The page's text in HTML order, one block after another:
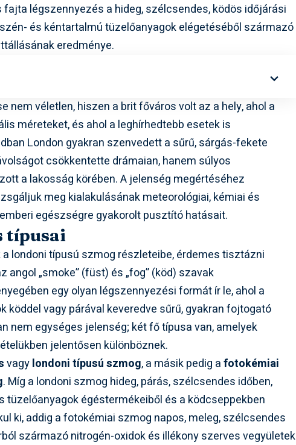
légszennyezés a hideg, szélcsendes, ködös időjárási
és kéntartalmú tüzelőanyagok elégetéséből származó
eredménye.
nem véletlen, hiszen a brit főváros volt az a hely, ahol a
méreteket, és ahol a leghírhedtebb esetek is
London gyakran szenvedett a sűrű, sárgás-fekete
csökkentette drámaian, hanem súlyos
a lakosság körében. A jelenség megértéséhez
meg kialakulásának meteorológiai, kémiai és
egészségre gyakorolt pusztító hatásait.
típusai
londoni típusú szmog részleteibe, érdemes tisztázni
angol „smoke” (füst) és „fog” (köd) szavak
egy olyan légszennyezési formát ír le, ahol a
köddel vagy párával keveredve sűrű, gyakran fojtogató
nem egységes jelenség; két fő típusa van, amelyek
jelentősen különböznek.
vagylondoni típusú szmog, a másik pedig afotokémiai
. Míg a londoni szmog hideg, párás, szélcsendes időben,
égéstermékeiből és a ködcseppekben
ki, addig a fotokémiai szmog napos, meleg, szélcsendes
származó nitrogén-oxidok és illékony szerves vegyületek